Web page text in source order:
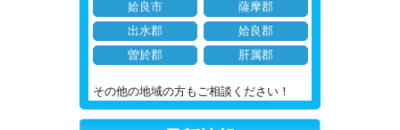
姶良市
薩摩郡
出水郡
姶良郡
曽於郡
肝属郡
その他の地域の方もご相談ください！